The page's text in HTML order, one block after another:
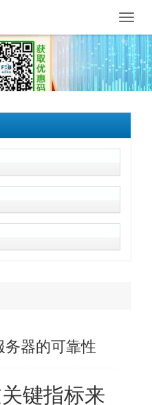
器的可靠性
键指标来